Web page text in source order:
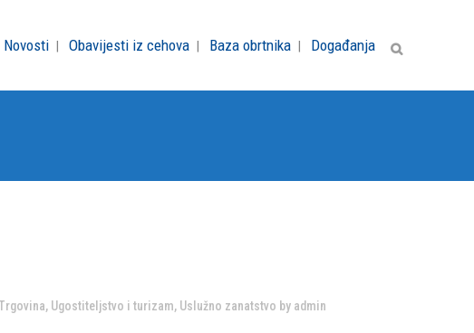
Novosti Obavijesti iz cehova Baza obrtnika Događanja
, Ugostiteljstvo i turizam, Uslužno zanatstvo by admin